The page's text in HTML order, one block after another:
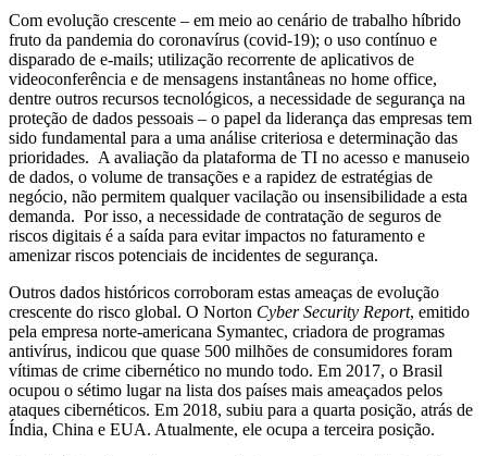
Com evolução crescente – em meio ao cenário de trabalho híbrido
fruto da pandemia do coronavírus (covid-19); o uso contínuo e
disparado de e-mails; utilização recorrente de aplicativos de
videoconferência e de mensagens instantâneas no home office,
dentre outros recursos tecnológicos, a necessidade de segurança na
proteção de dados pessoais – o papel da liderança das empresas tem
sido fundamental para a uma análise criteriosa e determinação das
prioridades. A avaliação da plataforma de TI no acesso e manuseio
de dados, o volume de transações e a rapidez de estratégias de
negócio, não permitem qualquer vacilação ou insensibilidade a esta
demanda. Por isso, a necessidade de contratação de seguros de
riscos digitais é a saída para evitar impactos no faturamento e
amenizar riscos potenciais de incidentes de segurança.
Outros dados históricos corroboram estas ameaças de evolução
crescente do risco global. O Norton Cyber Security Report, emitido
pela empresa norte-americana Symantec, criadora de programas
antivírus, indicou que quase 500 milhões de consumidores foram
vítimas de crime cibernético no mundo todo. Em 2017, o Brasil
ocupou o sétimo lugar na lista dos países mais ameaçados pelos
ataques cibernéticos. Em 2018, subiu para a quarta posição, atrás de
Índia, China e EUA. Atualmente, ele ocupa a terceira posição.